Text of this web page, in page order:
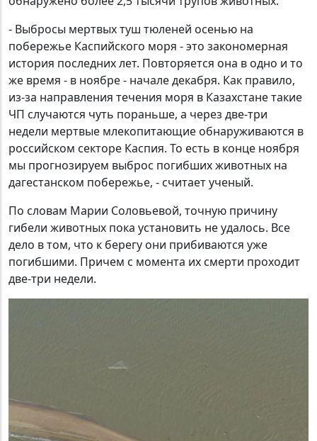
- Выбросы мертвых туш тюленей осенью на
побережье Каспийского моря - это закономерная
история последних лет. Повторяется она в одно и то
же время - в ноябре - начале декабря. Как правило,
из-за направления течения моря в Казахстане такие
ЧП случаются чуть пораньше, а через две-три
недели мертвые млекопитающие обнаруживаются в
российском секторе Каспия. То есть в конце ноября
мы прогнозируем выброс погибших животных на
дагестанском побережье, - считает ученый.
По словам Марии Соловьевой, точную причину
гибели животных пока установить не удалось. Все
дело в том, что к берегу они прибиваются уже
погибшими. Причем с момента их смерти проходит
две-три недели.